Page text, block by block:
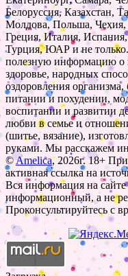
Белоруссия, Казахстан,
Молдова, Польша, Чехия,
Греция, Италия,
Турция, ЮАР и не
полезную информацию о
здоровье, народных
оздоровления
питании и похудении,
воспитании и развитии
любви в семье и
(шитье, вязание),
руками. Мы расскажем
©Amelica, 2026г. 18+
активная ссылка на
Вся информация на
информационный, а не
Проконсультируйтесь с